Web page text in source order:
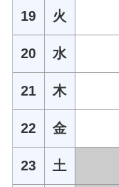
19 火
20 水
21 木
22 金
23 土